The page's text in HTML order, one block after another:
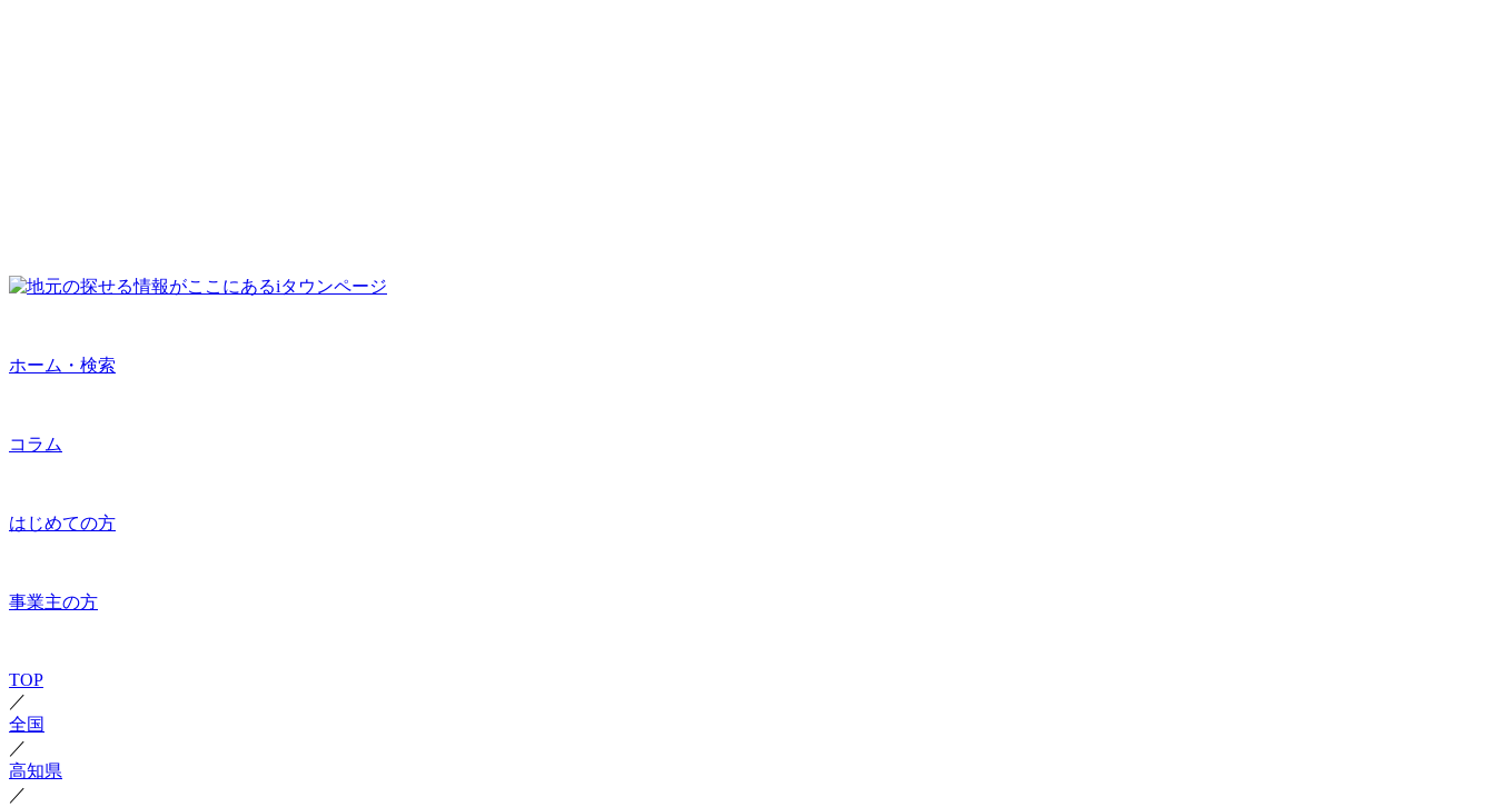
ホーム・検索
コラム
はじめての方
事業主の方
TOP
／
全国
／
高知県
／